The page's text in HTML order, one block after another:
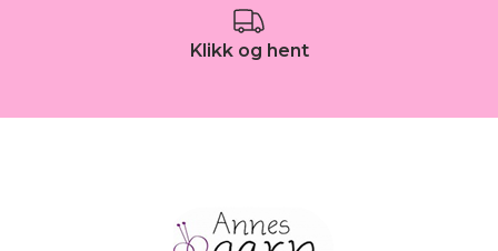
Klikk og hent